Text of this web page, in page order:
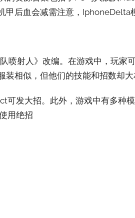
后血会减需注意，IphoneDelta
喷射人》改编。在游戏中，玩家
相似，但他们的技能和招数却大
可发大招。此外，游戏中有多种
用绝招